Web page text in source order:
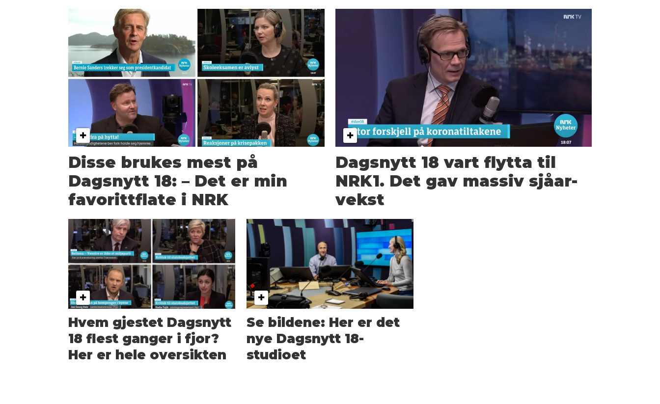
Disse brukes mest på
Dagsnytt 18: – Det er min
favorittflate i NRK
Dags­nytt 18 vart flytta til
NRK1. Det gav massiv sjåar­
vekst
Hvem gjestet Dagsnytt
18 flest ganger i fjor?
Her er hele oversikten
Se bildene: Her er det
nye Dagsnytt 18-
studioet